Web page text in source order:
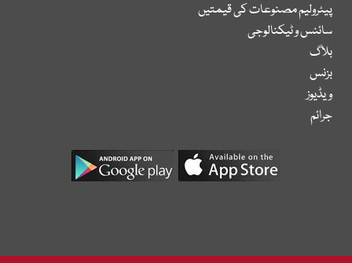
پیٹرولیم مصنوعات کی قیمتیں
سائنس و ٹیکنالوجی
بلاگ
بزنس
ویڈیوز
جرائم